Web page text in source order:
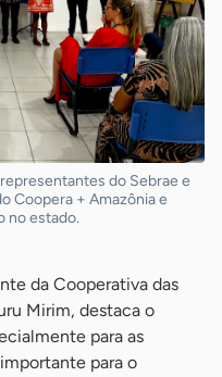
do Sebrae e
Coopera + Amazônia e
no estado.
da Cooperativa das
Mirim, destaca o
para as
para o